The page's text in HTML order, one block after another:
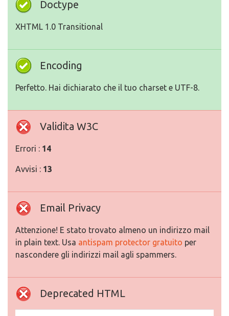
Doctype
XHTML 1.0 Transitional
Encoding
Perfetto. Hai dichiarato che il tuo charset e UTF-8.
Validita W3C
Errori : 14
Avvisi : 13
Email Privacy
Attenzione! E stato trovato almeno un indirizzo mail
in plain text. Usa antispam protector gratuito per
nascondere gli indirizzi mail agli spammers.
Deprecated HTML